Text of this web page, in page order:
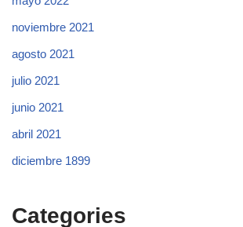
noviembre 2021
agosto 2021
julio 2021
junio 2021
abril 2021
diciembre 1899
Categories